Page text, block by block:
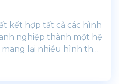
kết hợp tất cả các hình
nghiệp thành một hệ
lại nhiều hình thức